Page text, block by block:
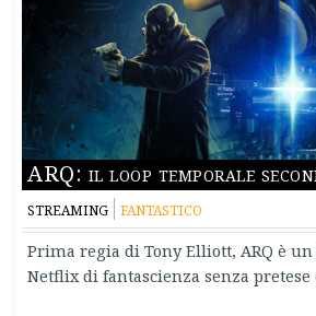
ARQ: il loop temporale
STREAMING FANTASTICO
Prima regia di Tony Elliott, ARQ è
Netflix di fantascienza senza pretese